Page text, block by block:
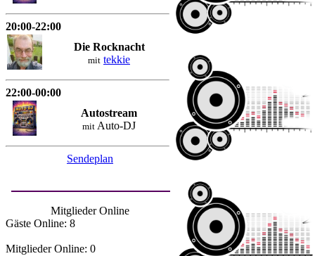
20:00-22:00
Die Rocknacht
mit tekkie
22:00-00:00
Autostream
mit Auto-DJ
Sendeplan
Mitglieder Online
Gäste Online: 8
Mitglieder Online: 0